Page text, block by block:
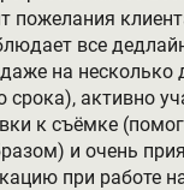
пожелания
все
на несколько
срока), активно
к съёмке
и очень
при работе